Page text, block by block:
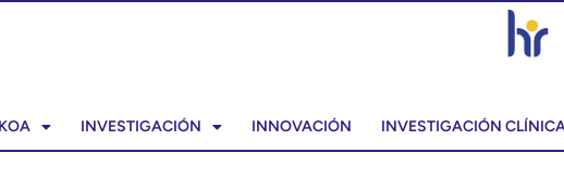
INVESTIGACIÓN INNOVACIÓN INVESTIGACIÓN